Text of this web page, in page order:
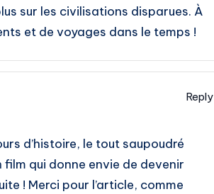
sur les civilisations disparues. À
et de voyages dans le temps !
Reply
d’histoire, le tout saupoudré
film qui donne envie de devenir
! Merci pour l’article, comme